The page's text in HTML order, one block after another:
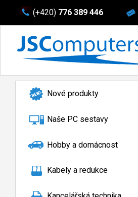
(+420) 776 389 446
Nové produkty
Naše PC sestavy
Hobby a domácnost
Kabely a redukce